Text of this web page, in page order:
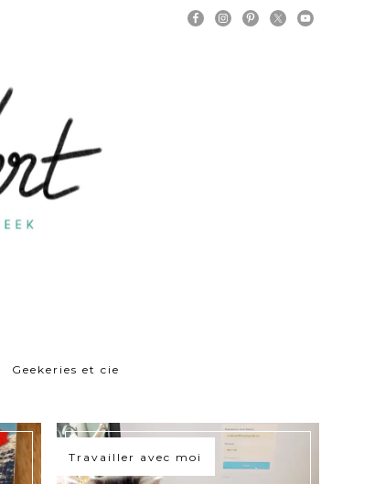
Geekeries et cie
Travailler avec moi